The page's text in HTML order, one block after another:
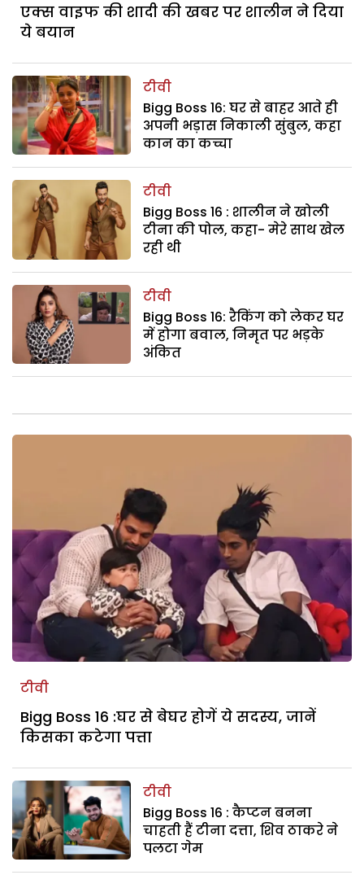
एक्स वाइफ की शादी की खबर पर शालीन ने दिया
ये बयान
टीवी
Bigg Boss 16: घर से बाहर आते ही
अपनी भड़ास निकाली सुंबुल, कहा
कान का कच्चा
टीवी
Bigg Boss 16 : शालीन ने खोली
टीना की पोल, कहा- मेरे साथ खेल
रही थी
टीवी
Bigg Boss 16: रैकिंग को लेकर घर
में होगा बवाल, निमृत पर भड़के
अंकित
टीवी
Bigg Boss 16 :घर से बेघर होगें ये सदस्य, जानें
किसका कटेगा पत्ता
टीवी
Bigg Boss 16 : कैप्टन बनना
चाहती हैं टीना दत्ता, शिव ठाकरे ने
पलटा गेम